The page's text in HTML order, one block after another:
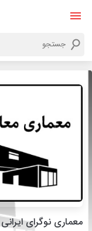
معماری نوگرای ایرانی